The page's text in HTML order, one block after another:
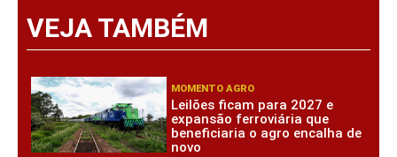
VEJA TAMBÉM
MOMENTO AGRO
Leilões ficam para 2027 e
expansão ferroviária que
beneficiaria o agro encalha de
novo